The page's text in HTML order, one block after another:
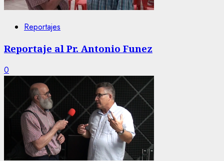
Reportajes
Reportaje al Pr. Antonio Funez
0